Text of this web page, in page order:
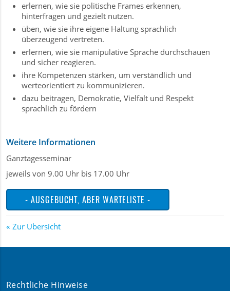
erlernen, wie sie politische Frames erkennen,
hinterfragen und gezielt nutzen.
üben, wie sie ihre eigene Haltung sprachlich
überzeugend vertreten.
erlernen, wie sie manipulative Sprache durchschauen
und sicher reagieren.
ihre Kompetenzen stärken, um verständlich und
werteorientiert zu kommunizieren.
dazu beitragen, Demokratie, Vielfalt und Respekt
sprachlich zu fördern
Weitere Informationen
Ganztagesseminar
jeweils von 9.00 Uhr bis 17.00 Uhr
- AUSGEBUCHT, ABER WARTELISTE -
Zur Übersicht
Rechtliche Hinweise